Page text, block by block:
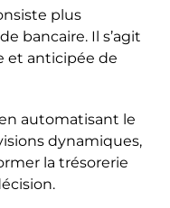
plus
bancaire. Il s’agit
et anticipée de
automatisant le
dynamiques,
la trésorerie